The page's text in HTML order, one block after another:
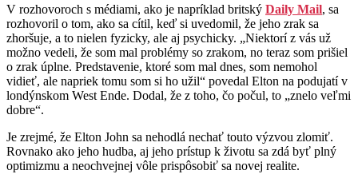
V rozhovoroch s médiami, ako je napríklad britský Daily Mail, sa
rozhovoril o tom, ako sa cítil, keď si uvedomil, že jeho zrak sa
zhoršuje, a to nielen fyzicky, ale aj psychicky. „Niektorí z vás už
možno vedeli, že som mal problémy so zrakom, no teraz som prišiel
o zrak úplne. Predstavenie, ktoré som mal dnes, som nemohol
vidieť, ale napriek tomu som si ho užil“ povedal Elton na podujatí v
londýnskom West Ende. Dodal, že z toho, čo počul, to „znelo veľmi
dobre“.
Je zrejmé, že Elton John sa nehodlá nechať touto výzvou zlomiť.
Rovnako ako jeho hudba, aj jeho prístup k životu sa zdá byť plný
optimizmu a neochvejnej vôle prispôsobiť sa novej realite.